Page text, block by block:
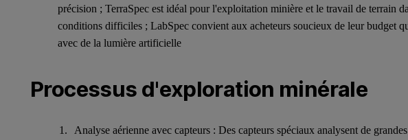
précision ; TerraSpec est idéal pour l'exploitation minière et le travail de terrain
conditions difficiles ; LabSpec convient aux acheteurs soucieux de leur budget
avec de la lumière artificielle
Processus d'exploration minérale
Analyse aérienne avec capteurs : Des capteurs spéciaux analysent de